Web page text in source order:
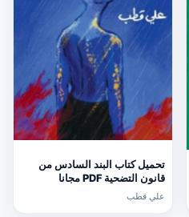
تحميل كتاب البند السادس من
قانون التضحية PDF مجانا
علي قطب